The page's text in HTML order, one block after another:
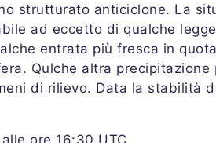
strutturato anticiclone. La
ad eccetto di qualche
entrata più fresca in
Qulche altra precipitazione
di rilievo. Data la stabilità
ore 16:30 UTC